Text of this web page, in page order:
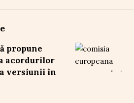
propune
acordurilor
versiunii în